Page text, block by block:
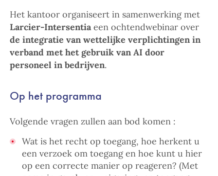
Het kantoor organiseert in samenwerking met
Larcier-Intersentiaeen ochtendwebinar over
de integratie van wettelijke verplichtingen in
verband met het gebruik van AI door
personeel in bedrijven.
Op het programma
Volgende vragen zullen aan bod komen :
Wat is het recht op toegang, hoe herkent u
een verzoek om toegang en hoe kunt u hier
op een correcte manier op reageren? (Met